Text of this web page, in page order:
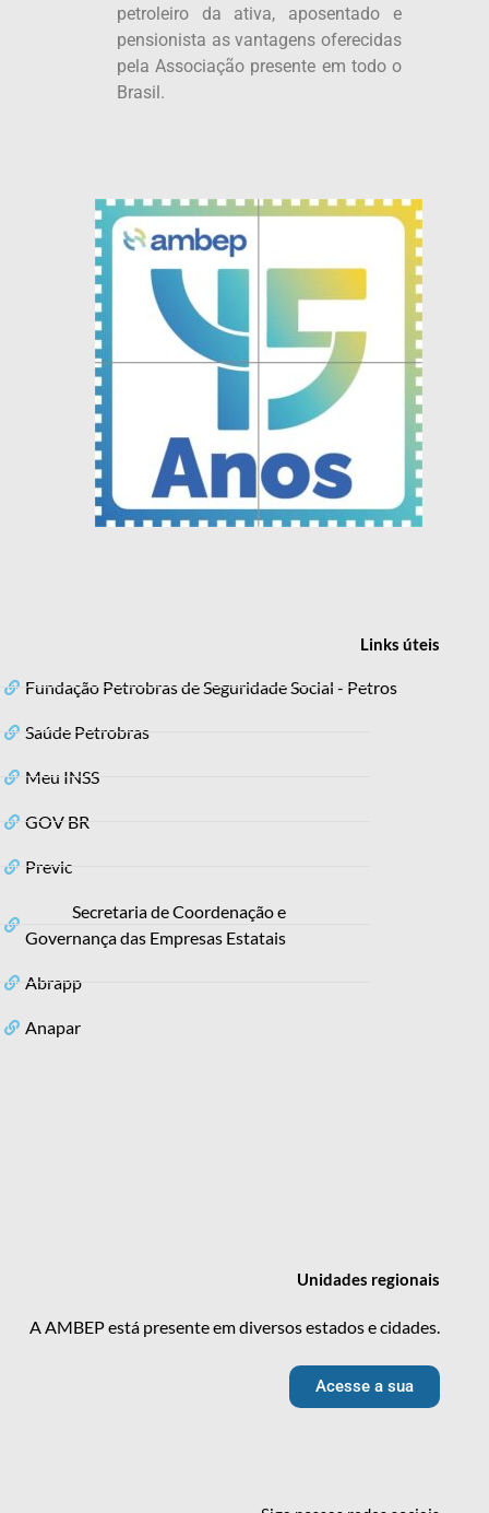
petroleiro da ativa, aposentado e
pensionista as vantagens oferecidas
pela Associação presente em todo o
Brasil.
Linksúteis
Fundação Petrobras de Seguridade Social - Petros
Saúde Petrobras
Meu INSS
GOV BR
Previc
Secretaria de Coordenação e
Governança das Empresas Estatais
Abrapp
Anapar
Unidades regionais
A AMBEP está presente em diversos estados e cidades.
Acesse a sua